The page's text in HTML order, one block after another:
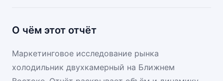
О чём этот отчёт
Маркетинговое исследование рынка
холодильник двухкамерный на Ближнем